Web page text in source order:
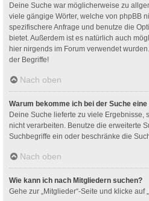
Deine Suche war möglicherweise zu
viele gängige Wörter, welche von phpBB
spezifischere Anfrage und benutze die
bietet. Außerdem ist es natürlich auch
hier nirgends im Forum verwendet
der Begriffe!
Nach oben
Warum bekomme ich bei der Suche
Deine Suche lieferte zu viele Ergebnisse,
nicht verarbeiten. Benutze die erweiterte
Suchbegriffe ein oder beschränke die
Nach oben
Wie kann ich nach Mitgliedern suchen?
Gehe zur „Mitglieder“-Seite und klicke auf